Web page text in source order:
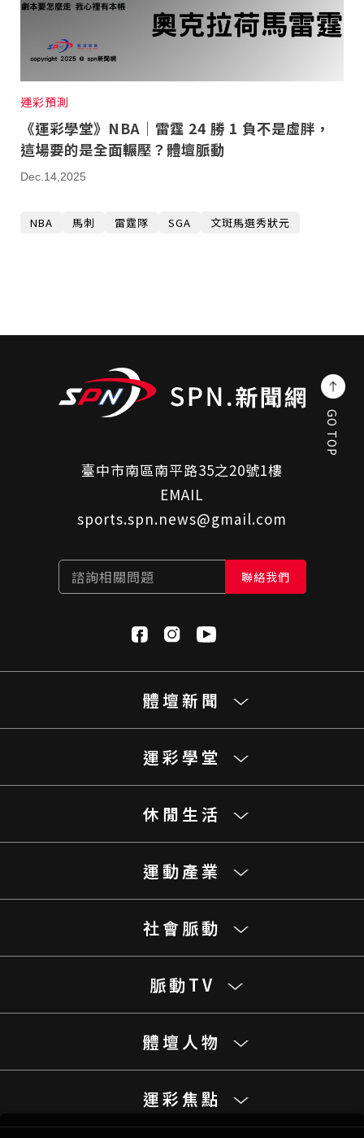
運彩預測
《運彩學堂》NBA｜雷霆 24 勝 1 負不是虛胖，
這場要的是全面輾壓？體壇脈動
Dec.14,2025
NBA 馬刺 雷霆隊 SGA 文斑馬選秀狀元
臺中市南區南平路35之20號1樓
EMAIL
sports.spn.news@gmail.com
諮詢相關問題 聯絡我們
體壇新聞
運彩學堂
休閒生活
運動產業
社會脈動
脈動TV
體壇人物
運彩焦點
GO TOP